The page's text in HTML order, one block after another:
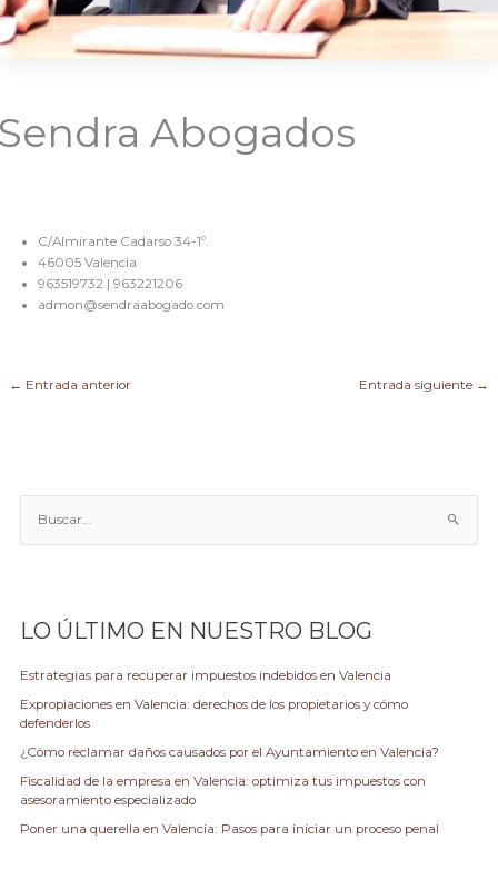
Abogados
C/Almirante Cadarso 34-1º.
46005 Valencia
963519732 | 963221206
admon@sendraabogado.com
← Entrada anterior Entrada siguiente →
r
r
LO ÚLTIMO EN NUESTRO BLOG
Estrategias para recuperar impuestos indebidos en Valencia
Expropiaciones en Valencia: derechos de los propietarios y cómo
defenderlos
¿Cómo reclamar daños causados por el Ayuntamiento en Valencia?
Fiscalidad de la empresa en Valencia: optimiza tus impuestos con
asesoramiento especializado
Poner una querella en Valencia: Pasos para iniciar un proceso penal